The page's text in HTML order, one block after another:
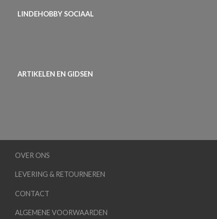
LINDEHOBBY SOCIAAL
ARTIKELEN EN GIDSEN
OVER ONS
LEVERING & RETOURNEREN
CONTACT
ALGEMENE VOORWAARDEN